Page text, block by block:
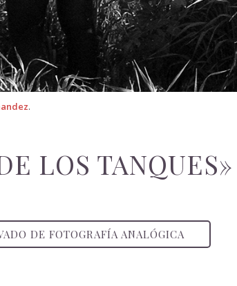
.
LOS TANQUES»
DE FOTOGRAFÍA ANALÓGICA